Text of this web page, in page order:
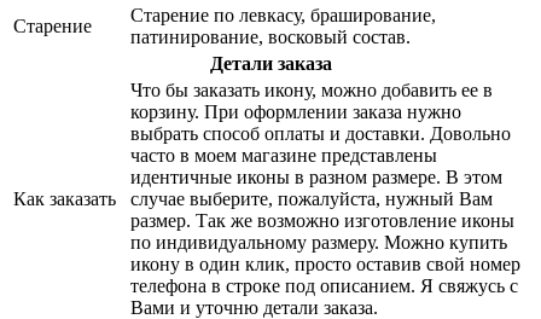
Старение
Старение по левкасу, браширование,
патинирование, восковый состав.
Детали заказа
Как заказать
Что бы заказать икону, можно добавить ее в
корзину. При оформлении заказа нужно
выбрать способ оплаты и доставки. Довольно
часто в моем магазине представлены
идентичные иконы в разном размере. В этом
случае выберите, пожалуйста, нужный Вам
размер. Так же возможно изготовление иконы
по индивидуальному размеру. Можно купить
икону в один клик, просто оставив свой номер
телефона в строке под описанием. Я свяжусь с
Вами и уточню детали заказа.